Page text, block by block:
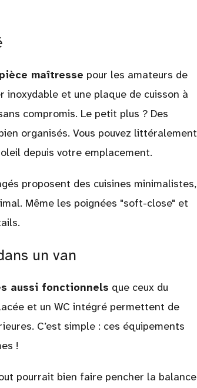
maîtresse pour les amateurs de
et une plaque de cuisson à
compromis. Le petit plus ? Des
organisés. Vous pouvez littéralement
depuis votre emplacement.
proposent des cuisines minimalistes,
Même les poignées "soft-close" et
un van
aussi fonctionnels que ceux du
et un WC intégré permettent de
C’est simple : ces équipements
!
pourrait bien faire pencher la balance